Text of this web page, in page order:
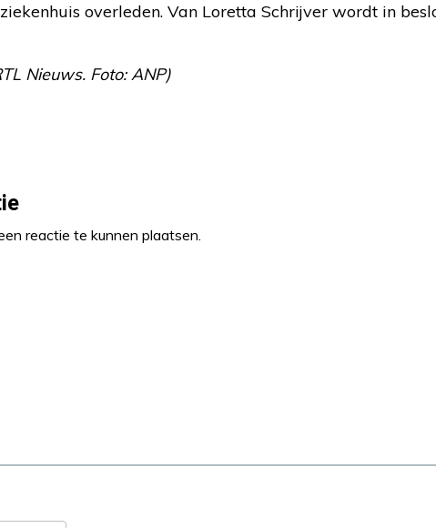
overleden. Van Loretta Schrijver wordt in
Nieuws. Foto: ANP)
reactie te kunnen plaatsen.